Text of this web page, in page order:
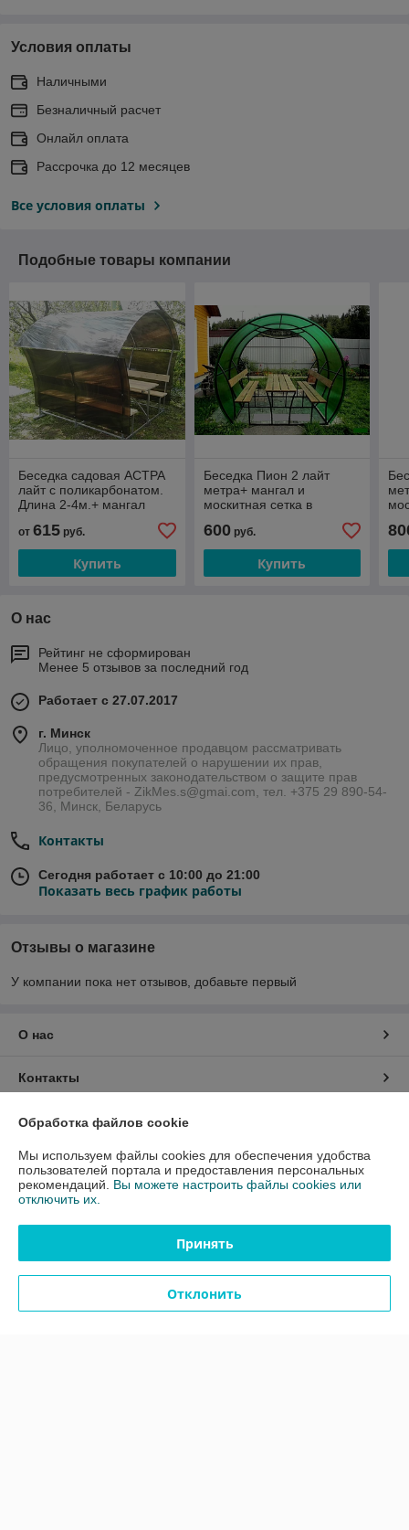
Условия оплаты
Наличными
Безналичный расчет
Онлайл оплата
Рассрочка до 12 месяцев
Все условия оплаты
Подобные товары компании
Беседка садовая АСТРА
лайт с поликарбонатом.
Длина 2-4м.+ мангал
от 615 руб.
Купить
Беседка Пион 2 лайт
метра+ мангал и
москитная сетка в
600руб.
Купить
О нас
Рейтинг не сформирован
Менее 5 отзывов за последний год
Работает с 27.07.2017
г. Минск
Лицо, уполномоченное продавцом рассматривать
обращения покупателей о нарушении их прав,
предусмотренных законодательством о защите прав
потребителей - ZikMes.s@gmai.com, тел. +375 29 890-54-
36, Минск, Беларусь
Контакты
Сегодня работает с 10:00 до 21:00
Показать весь график работы
Отзывы о магазине
У компании пока нет отзывов, добавьте первый
О нас
Контакты
Доставка и оплата
График работы
Полная версия сайта
Политика обработки cookies
Сайт создан на платформе Deal.by
Обработка файлов cookie
Мы используем файлы cookies для обеспечения удобства
пользователей портала и предоставления персональных
рекомендаций. Вы можете настроить файлы cookies или
отключить их.
Принять
Отклонить